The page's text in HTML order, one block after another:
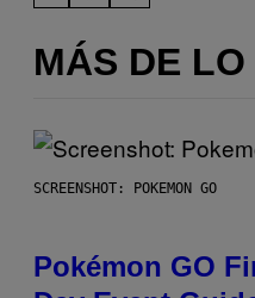
MÁS DE
SCREENSHOT: POKEMON GO
Pokémon GO